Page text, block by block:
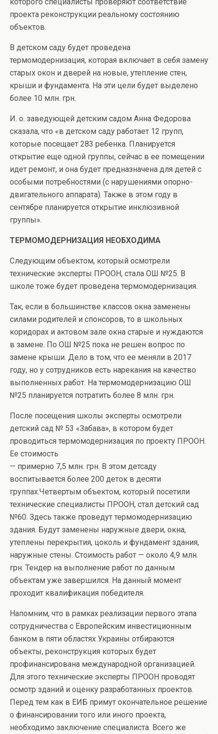
проекта реконструкции реальному состоянию
объектов.
В детском саду будет проведена
термомодернизация, которая включает в себя замену
старых окон и дверей на новые, утепление стен,
крыши и фундамента. На эти цели будет выделено
более 10 млн. грн.
И. о. заведующей детским садом Анна Федорова
сказала, что «в детском саду работает 12 групп,
которые посещает 283 ребенка. Планируется
открытие еще одной группы, сейчас в ее помещении
идет ремонт, и она будет предназначена для детей с
особыми потребностями (с нарушениями опорно-
двигательного аппарата). Также в этом году в
сентябре планируется открытие инклюзивной
группы».
ТЕРМОМОДЕРНИЗАЦИЯ НЕОБХОДИМА
Следующим объектом, который осмотрели
технические эксперты ПРООН, стала ОШ №25. В
школе тоже будет проведена термомодернизация.
Так, если в большинстве классов окна заменены
силами родителей и спонсоров, то в школьных
коридорах и актовом зале окна старые и нуждаются
в замене. По ОШ №25 пока не решен вопрос по
замене крыши. Дело в том, что ее меняли в 2017
году, но у сотрудников есть нарекания на качество
выполненных работ. На термомодернизацию ОШ
№25 планируется потратить более 8 млн. грн.
После посещения школы эксперты осмотрели
детский сад № 53 «Забава», в котором будет
проводиться термомодернизация по проекту ПРООН.
Ее стоимость
— примерно 7,5 млн. грн. В этом детсаду
воспитывается более 200 деток в десяти
группах.Четвертым объектом, который посетили
технические специалисты ПРООН, стал детский сад
№60. Здесь также проведут термомодернизацию
здания. Будут заменены наружные двери, окна,
утеплены перекрытия, цоколь и фундамент здания,
наружные стены. Стоимость работ — около 4,9 млн.
грн. Тендер на выполнение работ по данным
объектам уже завершился. На данный момент
проходит квалификация победителя.
Напомним, что в рамках реализации первого этапа
сотрудничества с Европейским инвестиционным
банком в пяти областях Украины отбираются
объекты, реконструкция которых будет
профинансирована международной организацией.
Для этого технические эксперты ПРООН проводят
осмотр зданий и оценку разработанных проектов.
Перед тем как в ЕИБ примут окончательное решение
о финансировании того или иного проекта,
необходимо заключение специалиста. Всего же